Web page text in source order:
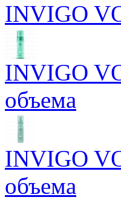
INVIGO
INVIGO
объема
INVIGO
объема